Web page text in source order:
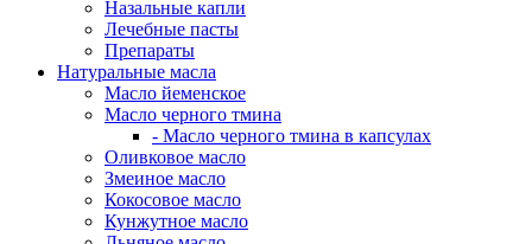
Назальные капли
Лечебные пасты
Препараты
Натуральные масла
Масло йеменское
Масло черного тмина
- Масло черного тмина в капсулах
Оливковое масло
Змеиное масло
Кокосовое масло
Кунжутное масло